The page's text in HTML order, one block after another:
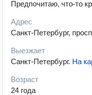
Предпочитаю, что-то
Адрес
Санкт-Петербург,
Выезжает
Санкт-Петербург. На
Возраст
24 года